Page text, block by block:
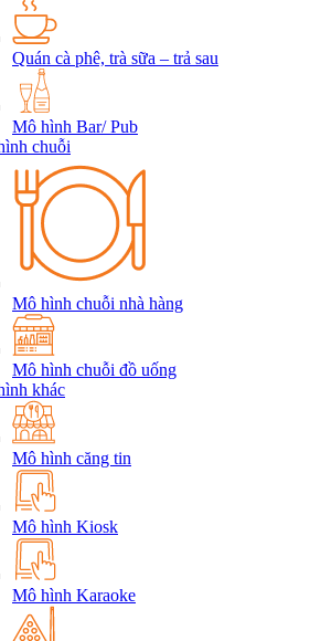
Quán cà phê, trà sữa – trả sau
Mô hình Bar/ Pub
chuỗi
Mô hình chuỗi nhà hàng
Mô hình chuỗi đồ uống
khác
Mô hình căng tin
Mô hình Kiosk
Mô hình Karaoke